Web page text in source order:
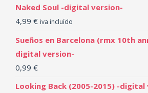
Naked Soul -digital version-
4,99 € iva incluído
Sueños en Barcelona (rmx 10th
digital version-
0,99 €
Looking Back (2005-2015) -digital